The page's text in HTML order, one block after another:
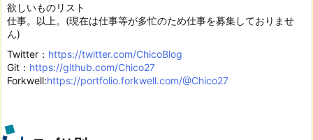
欲しいものリスト
仕事。以上。(現在は仕事等が多忙のため仕事を募集しておりませ
ん)
Twitter： https://twitter.com/ChicoBlog
Git： https://github.com/Chico27
Forkwell:https://portfolio.forkwell.com/@Chico27